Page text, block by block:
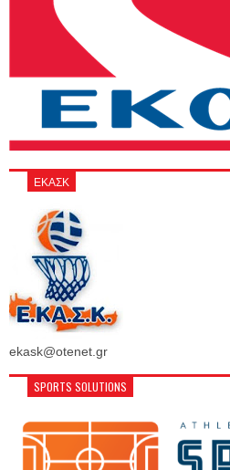
ΕΚΑΣΚ
ekask@otenet.gr
SPORTS SOLUTIONS